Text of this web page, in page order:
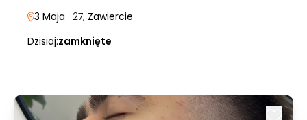
3 Maja | 27, Zawiercie
Dzisiaj:zamknięte